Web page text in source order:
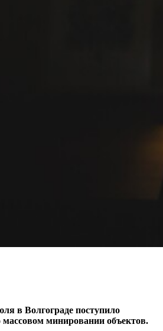
в Волгограде поступило
массовом минировании объектов.